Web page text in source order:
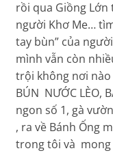
rồi qua Giồng Lớn
người Khơ Me…
tay bùn” của
mình vẫn còn
trội không nơi nào
BÚN NƯỚC LÈO,
ngon số 1, gà
, ra về Bánh Ống
trong tôi và mong